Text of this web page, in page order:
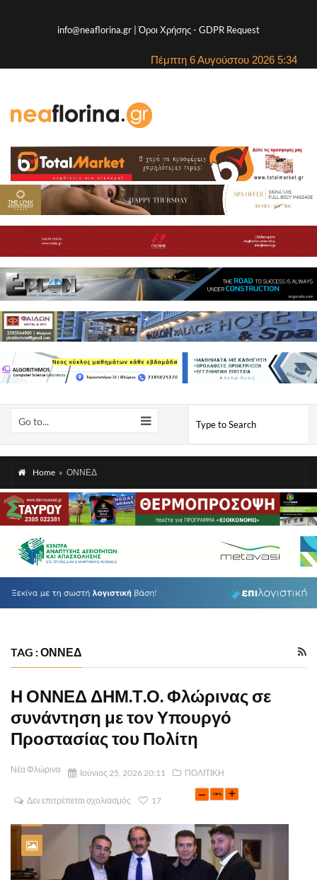
info@neaflorina.gr |Όροι Χρήσης- GDPR Request
Πέμπτη 6 Αυγούστου 2026 5:34
Go to...
Home » ΟΝΝΕΔ
TAG : ΟΝΝΕΔ
Η ΟΝΝΕΔ ΔΗΜ.Τ.Ο. Φλώρινας σε
συνάντηση με τον Υπουργό
Προστασίας του Πολίτη
Νέα Φλώρινα Ιούνιος 25, 2026 20:11 ΠΟΛΙΤΙΚΗ
Δεν επιτρέπεται σχολιασμός 17